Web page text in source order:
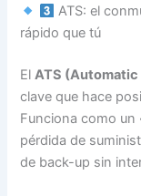
ATS: el
rápido que tú
ElATS
clave que hace
Funciona como un
pérdida de
de back-up sin